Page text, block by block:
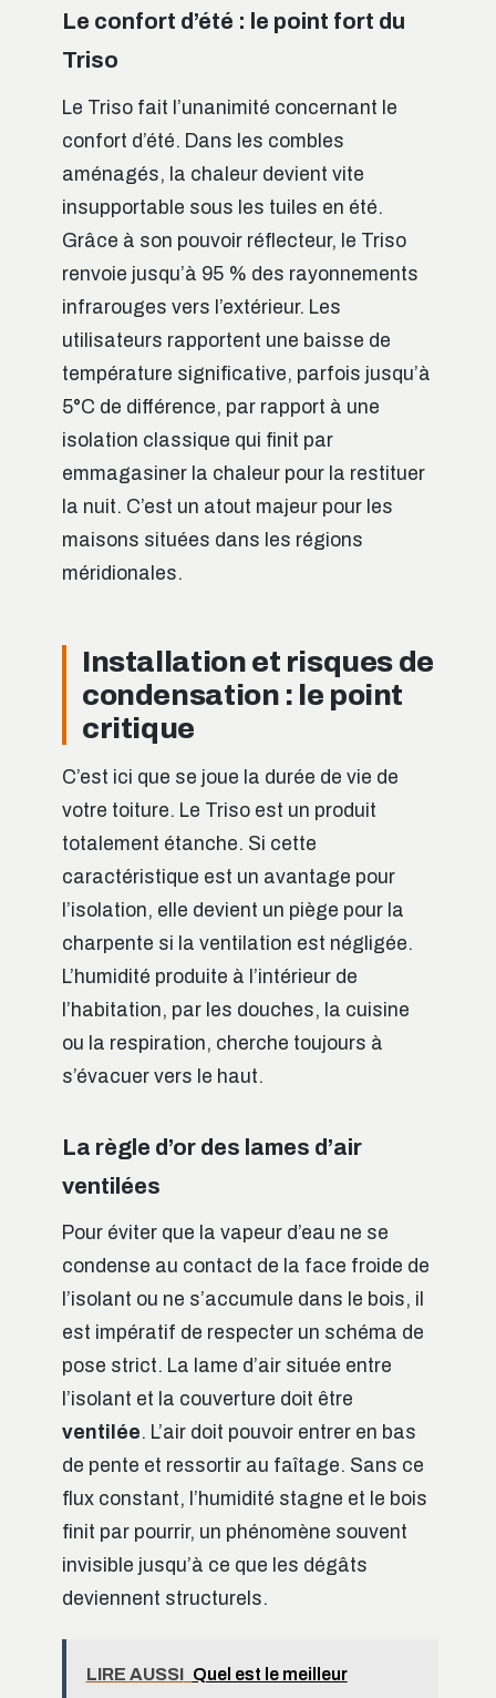
Le confort d’été : le point fort du
Triso
Le Triso fait l’unanimité concernant le
confort d’été. Dans les combles
aménagés, la chaleur devient vite
insupportable sous les tuiles en été.
Grâce à son pouvoir réflecteur, le Triso
renvoie jusqu’à 95 % des rayonnements
infrarouges vers l’extérieur. Les
utilisateurs rapportent une baisse de
température significative, parfois jusqu’à
5°C de différence, par rapport à une
isolation classique qui finit par
emmagasiner la chaleur pour la restituer
la nuit. C’est un atout majeur pour les
maisons situées dans les régions
méridionales.
Installation et risques de
condensation : le point
critique
C’est ici que se joue la durée de vie de
votre toiture. Le Triso est un produit
totalement étanche. Si cette
caractéristique est un avantage pour
l’isolation, elle devient un piège pour la
charpente si la ventilation est négligée.
L’humidité produite à l’intérieur de
l’habitation, par les douches, la cuisine
ou la respiration, cherche toujours à
s’évacuer vers le haut.
La règle d’or des lames d’air
ventilées
Pour éviter que la vapeur d’eau ne se
condense au contact de la face froide de
l’isolant ou ne s’accumule dans le bois, il
est impératif de respecter un schéma de
pose strict. La lame d’air située entre
l’isolant et la couverture doit être
ventilée. L’air doit pouvoir entrer en bas
de pente et ressortir au faîtage. Sans ce
flux constant, l’humidité stagne et le bois
finit par pourrir, un phénomène souvent
invisible jusqu’à ce que les dégâts
deviennent structurels.
LIRE AUSSI Quel est le meilleur